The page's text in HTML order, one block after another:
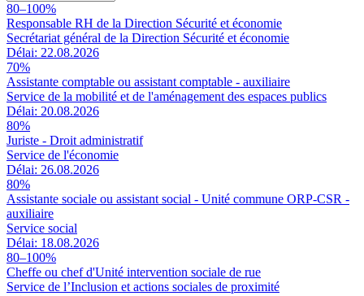
80–100%
Responsable RH de la Direction Sécurité et économie
Secrétariat général de la Direction Sécurité et économie
Délai: 22.08.2026
70%
Assistante comptable ou assistant comptable - auxiliaire
Service de la mobilité et de l'aménagement des espaces publics
Délai: 20.08.2026
80%
Juriste - Droit administratif
Service de l'économie
Délai: 26.08.2026
80%
Assistante sociale ou assistant social - Unité commune ORP-CSR -
auxiliaire
Service social
Délai: 18.08.2026
80–100%
Cheffe ou chef d'Unité intervention sociale de rue
Service de l’Inclusion et actions sociales de proximité